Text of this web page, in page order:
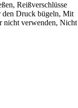
Reißverschlüsse
den Druck bügeln, Mit
nicht verwenden, Nicht